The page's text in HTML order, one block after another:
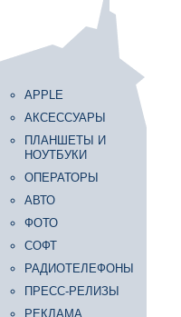
APPLE
АКСЕССУАРЫ
ПЛАНШЕТЫ И
НОУТБУКИ
ОПЕРАТОРЫ
АВТО
ФОТО
СОФТ
РАДИОТЕЛЕФОНЫ
ПРЕСС-РЕЛИЗЫ
РЕКЛАМА